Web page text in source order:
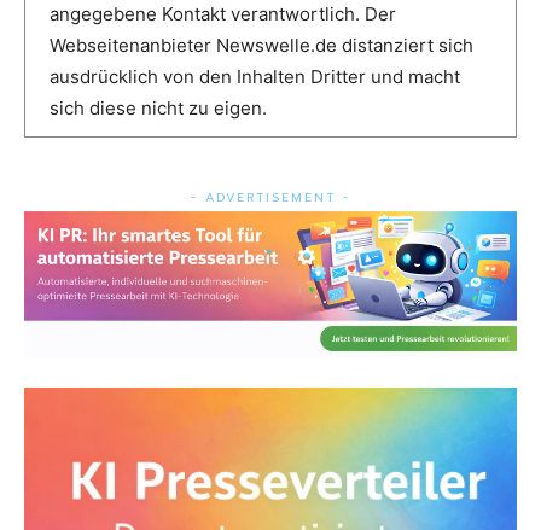
angegebene Kontakt verantwortlich. Der
Webseitenanbieter Newswelle.de distanziert sich
ausdrücklich von den Inhalten Dritter und macht
sich diese nicht zu eigen.
- ADVERTISEMENT -